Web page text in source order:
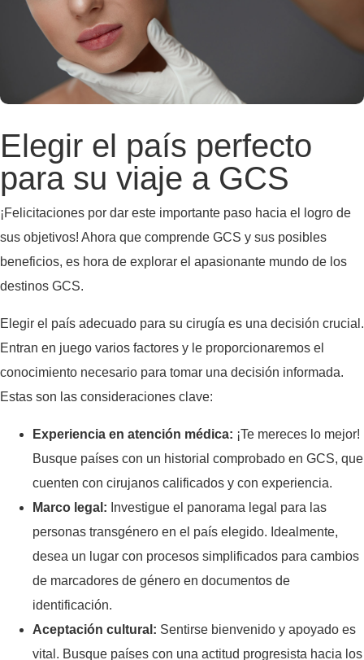
Elegir el país perfecto
para su viaje a GCS
¡Felicitaciones por dar este importante paso hacia el logro de
sus objetivos! Ahora que comprende GCS y sus posibles
beneficios, es hora de explorar el apasionante mundo de los
destinos GCS.
Elegir el país adecuado para su cirugía es una decisión crucial.
Entran en juego varios factores y le proporcionaremos el
conocimiento necesario para tomar una decisión informada.
Estas son las consideraciones clave:
Experiencia en atención médica: ¡Te mereces lo mejor!
Busque países con un historial comprobado en GCS, que
cuenten con cirujanos calificados y con experiencia.
Marco legal: Investigue el panorama legal para las
personas transgénero en el país elegido. Idealmente,
desea un lugar con procesos simplificados para cambios
de marcadores de género en documentos de
identificación.
Aceptación cultural: Sentirse bienvenido y apoyado es
vital. Busque países con una actitud progresista hacia los